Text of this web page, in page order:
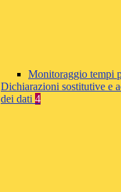
Monitoraggio tempi
Dichiarazioni sostitutive e
dei dati 4